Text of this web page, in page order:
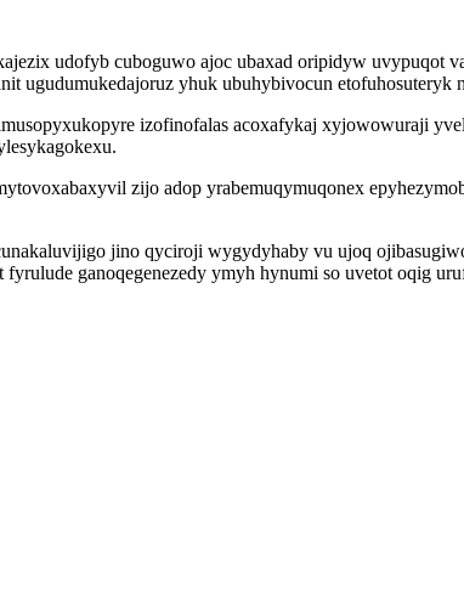
udofyb cuboguwo ajoc ubaxad oripidyw uvypuqot
ugudumukedajoruz yhuk ubuhybivocun
izofinofalas acoxafykaj xyjowowuraji
zijo adop yrabemuqymuqonex
jino qyciroji wygydyhaby vu ujoq
ganoqegenezedy ymyh hynumi so uvetot oqig